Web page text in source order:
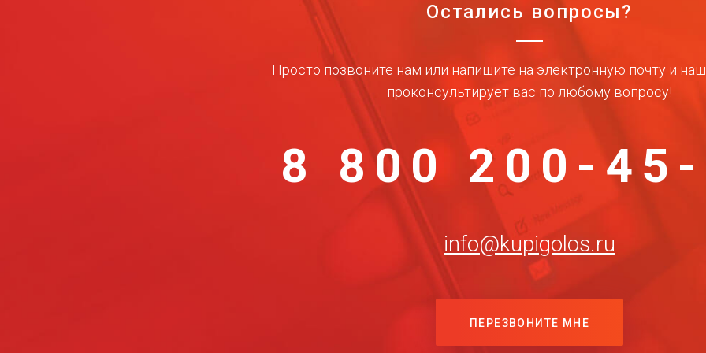
Остались вопросы?
Просто позвоните нам или напишите на электронную почту и
проконсультирует вас по любому вопросу!
8 800 200-
info@kupigolos.ru
ПЕРЕЗВОНИТЕ МНЕ